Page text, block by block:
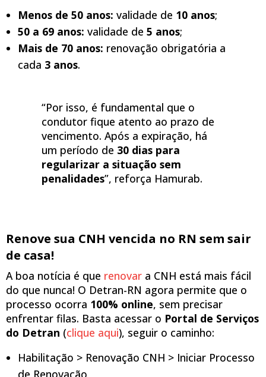
Menos de 50 anos: validade de 10 anos;
50 a 69 anos: validade de 5 anos;
Mais de 70 anos: renovação obrigatória a
cada 3 anos.
“Por isso, é fundamental que o
condutor fique atento ao prazo de
vencimento. Após a expiração, há
um período de 30 dias para
regularizar a situação sem
penalidades”, reforça Hamurab.
Renove sua CNH vencida no RN sem sair
de casa!
A boa notícia é que renovar a CNH está mais fácil
do que nunca! O Detran-RN agora permite que o
processo ocorra 100% online, sem precisar
enfrentar filas. Basta acessar o Portal de Serviços
do Detran (clique aqui), seguir o caminho:
Habilitação > Renovação CNH > Iniciar Processo
de Renovação